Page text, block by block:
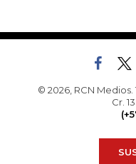
© 2026, RCN
Cr.